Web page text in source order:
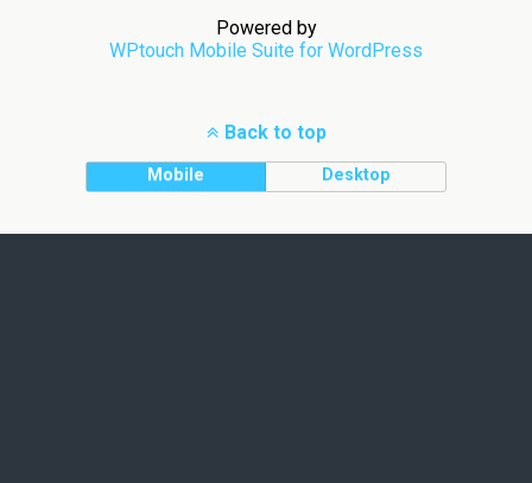
Powered by
WPtouch Mobile Suite for WordPress
Back to top
Mobile Desktop